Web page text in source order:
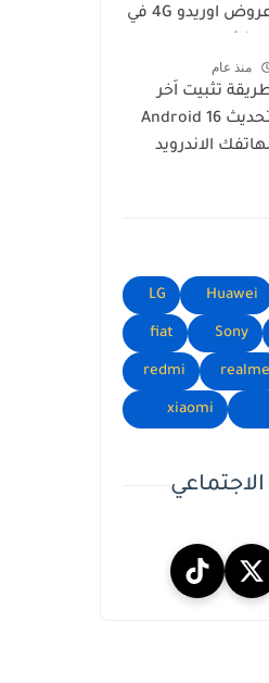
عروض اوريدو 4G في
منذ عام
تثبيت اَخر
تحديث Android 16
الاندرويد
Huawei
LG
Sony
fiat
realme
redmi
xiaomi